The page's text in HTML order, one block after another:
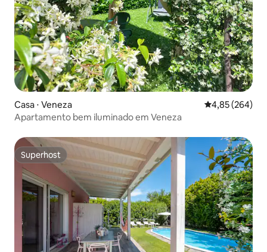
Casa ⋅ Veneza 4,85 de uma
4,85 (264)
Apartamento bem iluminado em Veneza
Superhost
Superhost